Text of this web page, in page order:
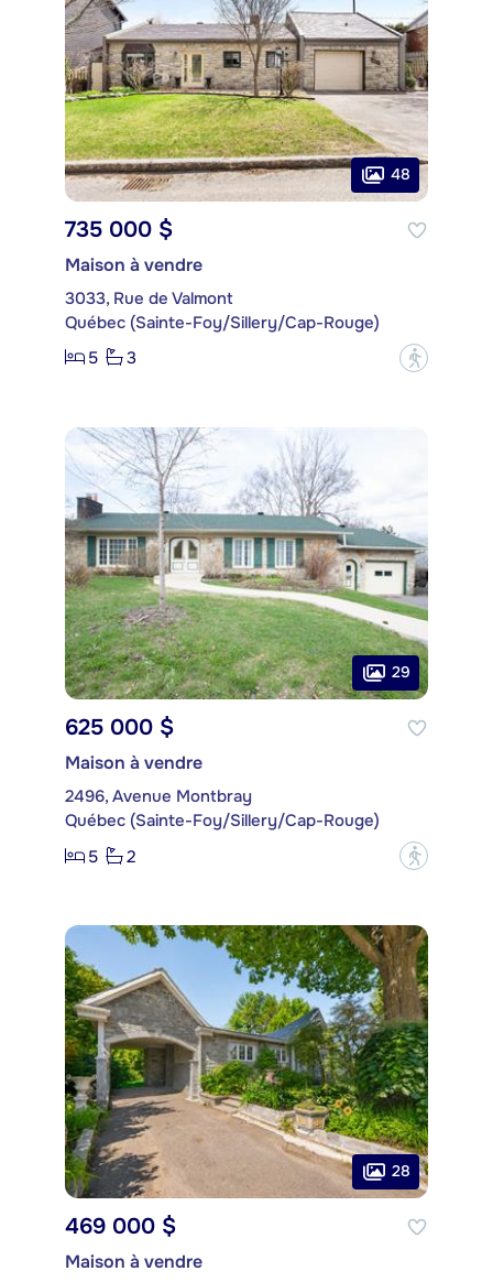
48
735 000 $
Maison à vendre
3033, Rue de Valmont
Québec (Sainte-Foy/Sillery/Cap-Rouge)
5
3 ?
29
625 000 $
Maison à vendre
2496, Avenue Montbray
Québec (Sainte-Foy/Sillery/Cap-Rouge)
5
2 ?
28
469 000 $
Maison à vendre